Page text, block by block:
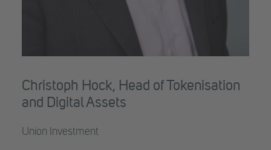
Christoph Hock, Head of Tokenisation
and Digital Assets
Union Investment